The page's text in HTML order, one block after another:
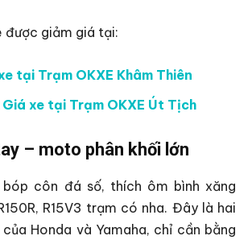
được giảm giá tại:
tại Trạm OKXE Khâm Thiên
Giá xe tại Trạm OKXE Út Tịch
– moto phân khối lớn
bóp côn đá số, thích ôm bình xăng
R15V3 trạm có nha. Đây là hai
Honda và Yamaha, chỉ cần bằng